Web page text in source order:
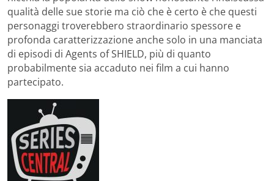
qualità delle sue storie ma ciò che è certo è che questi
personaggi troverebbero straordinario spessore e
profonda caratterizzazione anche solo in una manciata
di episodi di Agents of SHIELD, più di quanto
probabilmente sia accaduto nei film a cui hanno
partecipato.